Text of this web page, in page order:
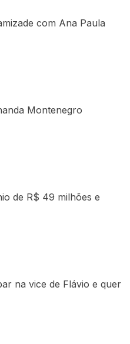
com Ana Paula
Montenegro
de R$ 49 milhões e
na vice de Flávio e quer